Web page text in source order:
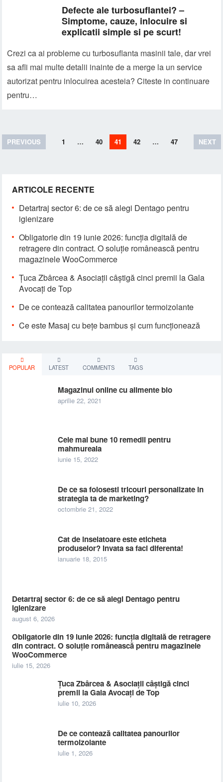
Defecte ale turbosuflantei? –
Simptome, cauze, inlocuire si
explicatii simple si pe scurt!
Crezi ca ai probleme cu turbosuflanta masinii tale, dar vrei
sa afli mai multe detalii inainte de a merge la un service
autorizat pentru inlocuirea acesteia? Citeste in continuare
pentru…
Paginație
articole
PREVIOUS 1 … 40 41 42 … 47 NEXT
ARTICOLE RECENTE
Detartraj sector 6: de ce să alegi Dentago pentru
igienizare
Obligatorie din 19 iunie 2026: funcția digitală de
retragere din contract. O soluție românească pentru
magazinele WooCommerce
Țuca Zbârcea & Asociații câștigă cinci premii la Gala
Avocați de Top
De ce contează calitatea panourilor termoizolante
Ce este Masaj cu bețe bambus și cum funcționează
POPULAR LATEST COMMENTS TAGS
Magazinul online cu alimente bio
aprilie 22, 2021
Cele mai bune 10 remedii pentru
mahmureala
iunie 15, 2022
De ce sa folosesti tricouri personalizate in
strategia ta de marketing?
octombrie 21, 2022
Cat de inselatoare este eticheta
produselor? Invata sa faci diferenta!
ianuarie 18, 2015
Detartraj sector 6: de ce să alegi Dentago pentru
igienizare
august 6, 2026
Obligatorie din 19 iunie 2026: funcția digitală de retragere
din contract. O soluție românească pentru magazinele
WooCommerce
iulie 15, 2026
Țuca Zbârcea & Asociații câștigă cinci
premii la Gala Avocați de Top
iulie 10, 2026
De ce contează calitatea panourilor
termoizolante
iulie 1, 2026